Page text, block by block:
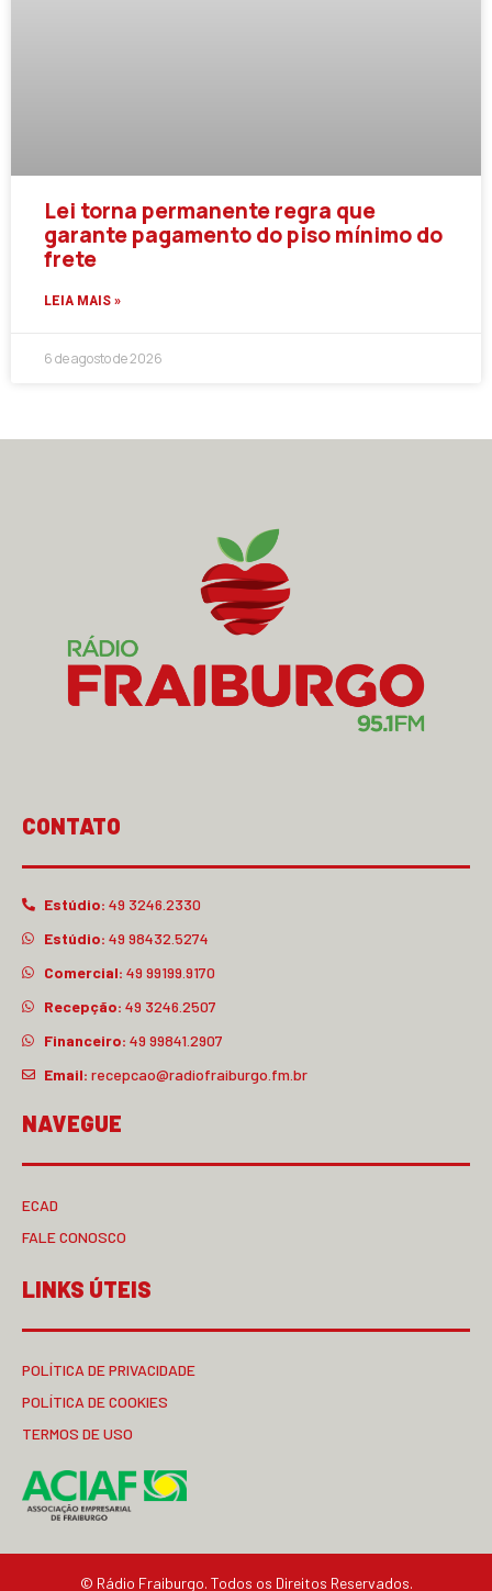
Lei torna permanente regra que
garante pagamento do piso mínimo do
frete
LEIA MAIS »
6 de agosto de 2026
CONTATO
Estúdio: 49 3246.2330
Estúdio: 49 98432.5274
Comercial: 49 99199.9170
Recepção: 49 3246.2507
Financeiro: 49 99841.2907
Email: recepcao@radiofraiburgo.fm.br
NAVEGUE
ECAD
FALE CONOSCO
LINKS ÚTEIS
POLÍTICA DE PRIVACIDADE
POLÍTICA DE COOKIES
TERMOS DE USO
© Rádio Fraiburgo. Todos os Direitos Reservados.